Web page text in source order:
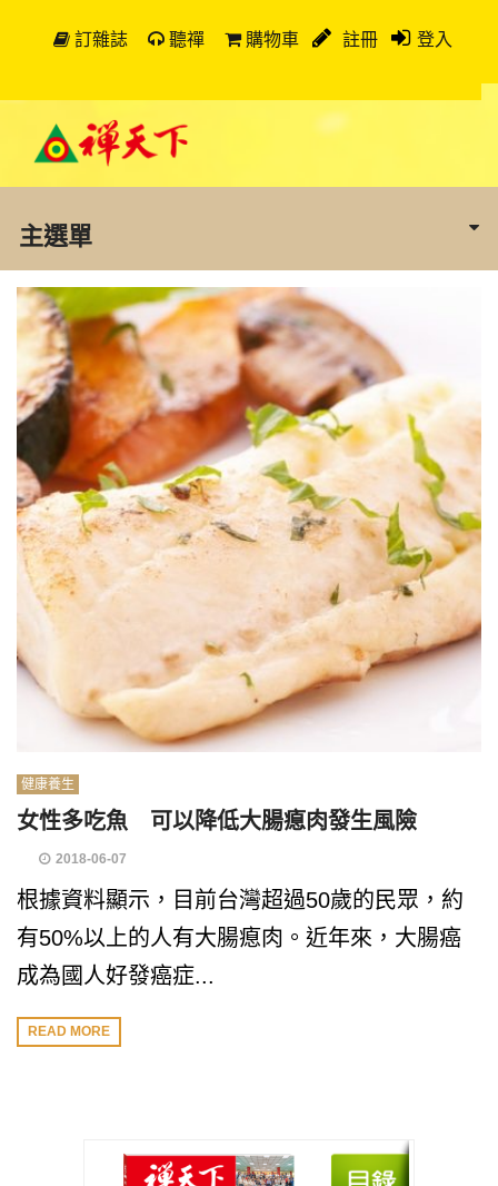
訂雜誌 聽禪 購物車 註冊 登入
主選單
健康養生
女性多吃魚 可以降低大腸瘜肉發生風險
2018-06-07
根據資料顯示，目前台灣超過50歲的民眾，約
有50%以上的人有大腸瘜肉。近年來，大腸癌
成為國人好發癌症...
READ MORE